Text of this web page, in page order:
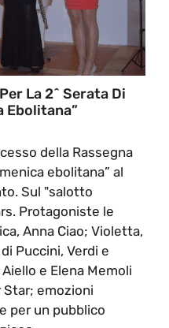
La 2^ Serata Di
Ebolitana”
della Rassegna
ebolitana” al
Sul "salotto
Protagoniste le
Anna Ciao; Violetta,
Puccini, Verdi e
e Elena Memoli
Star; emozioni
per un pubblico